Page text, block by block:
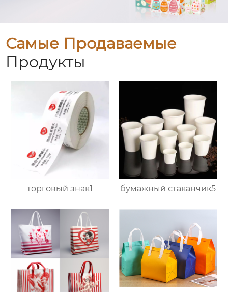
Самые Продаваемые
Продукты
торговый знак1 бумажный стаканчик5